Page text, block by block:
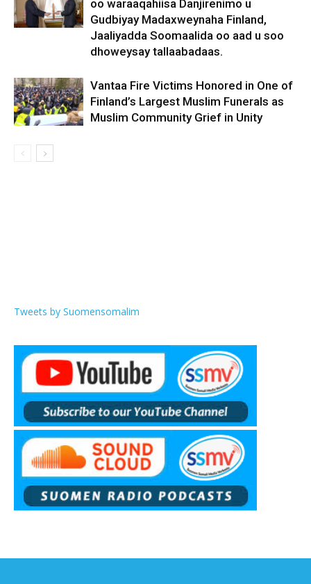
oo waraaqahiisa Danjirenimo u
Gudbiyay Madaxweynaha Finland,
Jaaliyadda Soomaalida oo aad u soo
dhoweysay tallaabadaas.
Vantaa Fire Victims Honored in One of
Finland’s Largest Muslim Funerals as
Muslim Community Grief in Unity
Tweets by Suomensomalim